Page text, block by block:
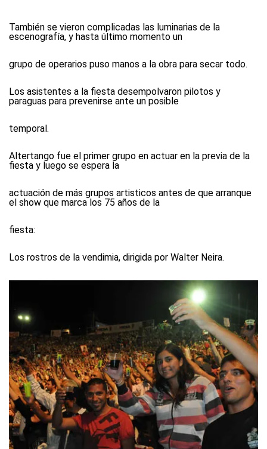
También se vieron complicadas las luminarias de la
escenografía, y hasta último momento un
grupo de operarios puso manos a la obra para secar todo.
Los asistentes a la fiesta desempolvaron pilotos y
paraguas para prevenirse ante un posible
temporal.
Altertango fue el primer grupo en actuar en la previa de la
fiesta y luego se espera la
actuación de más grupos artisticos antes de que arranque
el show que marca los 75 años de la
fiesta:
Los rostros de la vendimia, dirigida por Walter Neira.